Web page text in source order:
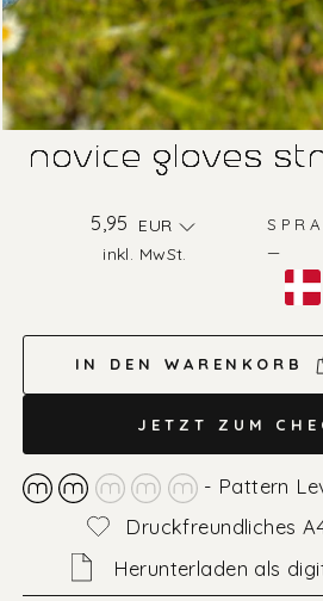
novice gloves
5,95 Normaler
Preis
EUR
inkl. MwSt.
—
Farbe
IN DEN WARENKORB
JETZT ZUM
- Pattern
Druckfreundliches
Herunterladen als